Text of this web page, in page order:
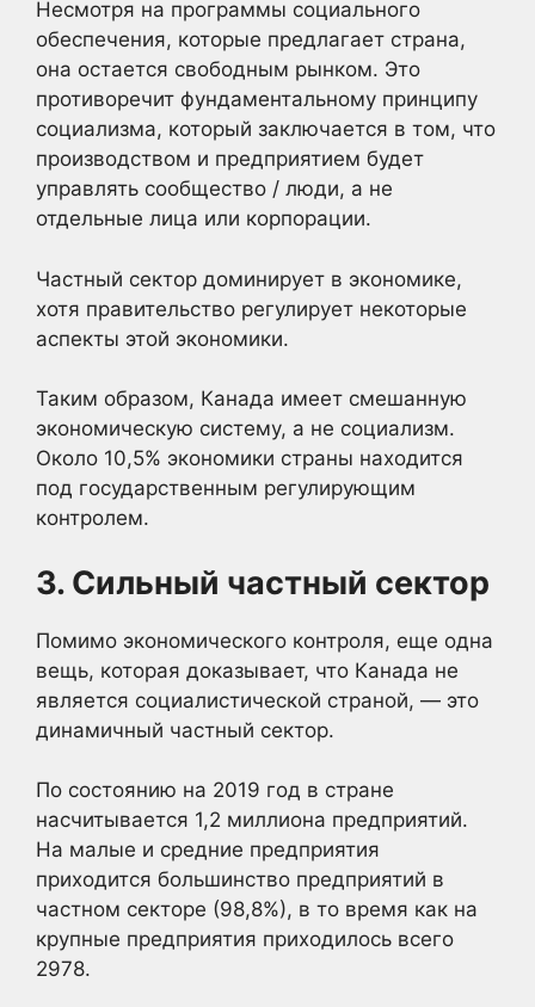
Несмотря на программы социального
обеспечения, которые предлагает страна,
она остается свободным рынком. Это
противоречит фундаментальному принципу
социализма, который заключается в том, что
производством и предприятием будет
управлять сообщество / люди, а не
отдельные лица или корпорации.
Частный сектор доминирует в экономике,
хотя правительство регулирует некоторые
аспекты этой экономики.
Таким образом, Канада имеет смешанную
экономическую систему, а не социализм.
Около 10,5% экономики страны находится
под государственным регулирующим
контролем.
3. Сильный частный сектор
Помимо экономического контроля, еще одна
вещь, которая доказывает, что Канада не
является социалистической страной, — это
динамичный частный сектор.
По состоянию на 2019 год в стране
насчитывается 1,2 миллиона предприятий.
На малые и средние предприятия
приходится большинство предприятий в
частном секторе (98,8%), в то время как на
крупные предприятия приходилось всего
2978.